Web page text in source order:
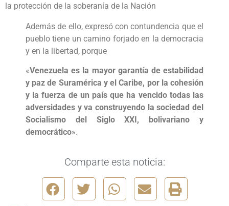
la protección de la soberanía de la Nación
Además de ello, expresó con contundencia que el
pueblo tiene un camino forjado en la democracia
y en la libertad, porque
«Venezuela es la mayor garantía de estabilidad
y paz de Suramérica y el Caribe, por la cohesión
y la fuerza de un país que ha vencido todas las
adversidades y va construyendo la sociedad del
Socialismo del Siglo XXI, bolivariano y
democrático».
Comparte esta noticia: